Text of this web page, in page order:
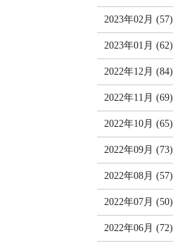
2023年02月 (57)
2023年01月 (62)
2022年12月 (84)
2022年11月 (69)
2022年10月 (65)
2022年09月 (73)
2022年08月 (57)
2022年07月 (50)
2022年06月 (72)